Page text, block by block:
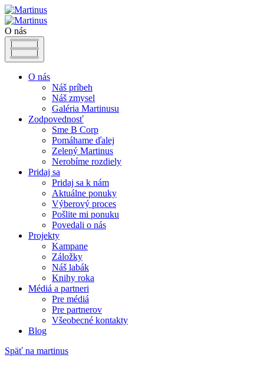
O nás
O nás
Náš príbeh
Náš zmysel
Galéria Martinusu
Zodpovednosť
Sme B Corp
Pomáhame ďalej
Zelený Martinus
Nerobíme rozdiely
Pridaj sa
Pridaj sa k nám
Aktuálne ponuky
Výberový proces
Pošlite mi ponuku
Povedali o nás
Projekty
Kampane
Záložky
Náš labák
Knihy roka
Médiá a partneri
Pre médiá
Pre partnerov
Všeobecné kontakty
Blog
Späť na martinus